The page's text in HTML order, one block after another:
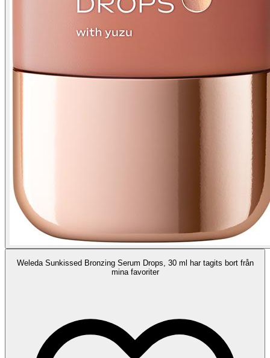
Weleda Sunkissed Bronzing Serum Drops, 30 ml har tagits bort från
mina favoriter